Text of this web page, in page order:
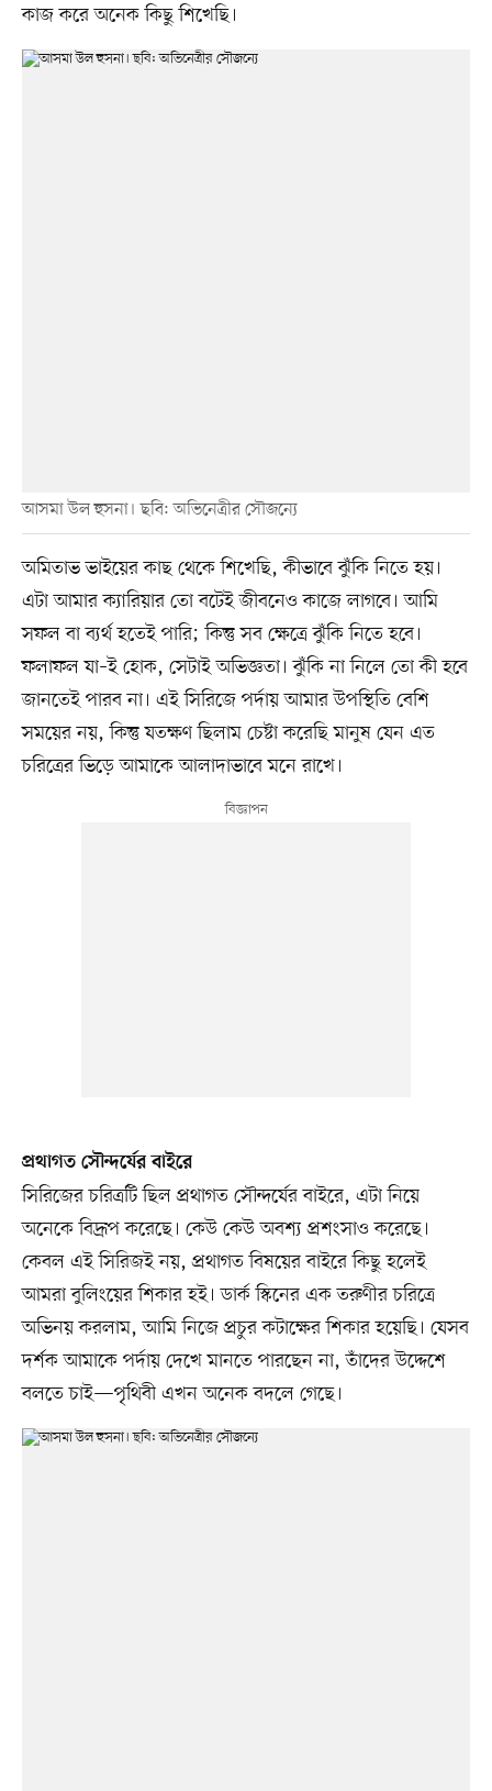
কাজ করে অনেক কিছু শিখেছি।
আসমা উল হুসনা। ছবি: অভিনেত্রীর সৌজন্যে
অমিতাভ ভাইয়ের কাছ থেকে শিখেছি, কীভাবে ঝুঁকি নিতে হয়।
এটা আমার ক্যারিয়ার তো বটেই জীবনেও কাজে লাগবে। আমি
সফল বা ব্যর্থ হতেই পারি; কিন্তু সব ক্ষেত্রে ঝুঁকি নিতে হবে।
ফলাফল যা–ই হোক, সেটাই অভিজ্ঞতা। ঝুঁকি না নিলে তো কী হবে
জানতেই পারব না। এই সিরিজে পর্দায় আমার উপস্থিতি বেশি
সময়ের নয়, কিন্তু যতক্ষণ ছিলাম চেষ্টা করেছি মানুষ যেন এত
চরিত্রের ভিড়ে আমাকে আলাদাভাবে মনে রাখে।
প্রথাগত সৌন্দর্যের বাইরে
সিরিজের চরিত্রটি ছিল প্রথাগত সৌন্দর্যের বাইরে, এটা নিয়ে
অনেকে বিদ্রূপ করেছে। কেউ কেউ অবশ্য প্রশংসাও করেছে।
কেবল এই সিরিজই নয়, প্রথাগত বিষয়ের বাইরে কিছু হলেই
আমরা বুলিংয়ের শিকার হই। ডার্ক স্কিনের এক তরুণীর চরিত্রে
অভিনয় করলাম, আমি নিজে প্রচুর কটাক্ষের শিকার হয়েছি। যেসব
দর্শক আমাকে পর্দায় দেখে মানতে পারছেন না, তাঁদের উদ্দেশে
বলতে চাই—পৃথিবী এখন অনেক বদলে গেছে।